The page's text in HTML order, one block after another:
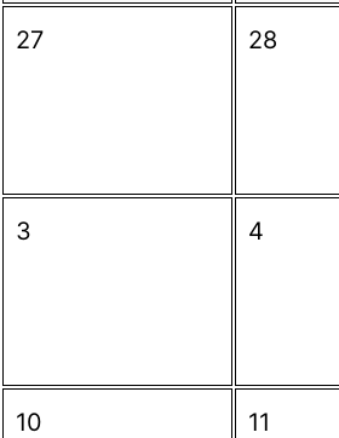
27 28
3 4
10 11